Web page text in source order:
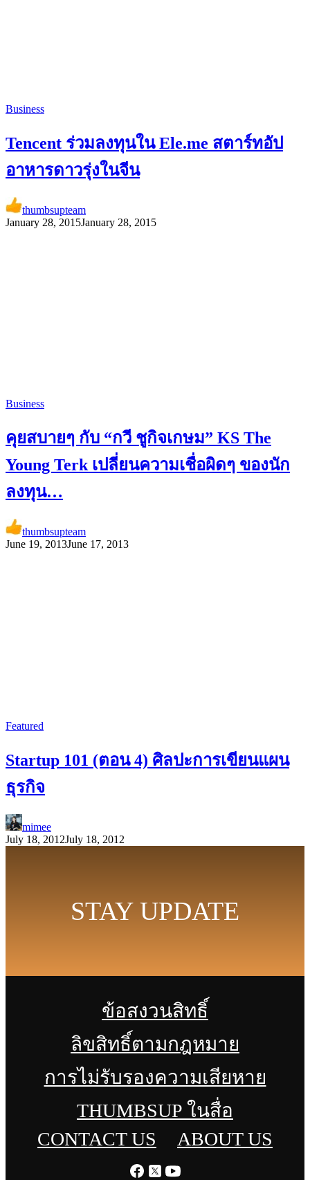
Business
Tencent ร่วมลงทุนใน Ele.me สตาร์ทอัป
อาหารดาวรุ่งในจีน
thumbsupteam
January 28, 2015January 28, 2015
Business
คุยสบายๆ กับ “กวี ชูกิจเกษม” KS The
Young Terk เปลี่ยนความเชื่อผิดๆ ของนัก
ลงทุน…
thumbsupteam
June 19, 2013June 17, 2013
Featured
Startup 101 (ตอน 4) ศิลปะการเขียนแผน
ธุรกิจ
mimee
July 18, 2012July 18, 2012
STAY UPDATE
ข้อสงวนสิทธิ์
ลิขสิทธิ์ตามกฎหมาย
การไม่รับรองความเสียหาย
THUMBSUP ในสื่อ
CONTACT US
ABOUT US